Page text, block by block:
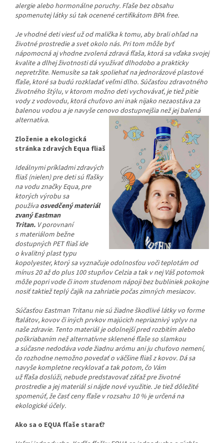
alergie alebo hormonálne poruchy. Fľaše bez obsahu
spomenutej látky sú tak ocenené certifikátom BPA free.
Je vhodné deti viesť už od malička k tomu, aby brali ohľad na
životné prostredie a svet okolo nás. Pri tom môže byť
nápomocná aj vhodne zvolená zdravá fľaša, ktorá sa vďaka svojej
kvalite a dlhej životnosti dá využívať dlhodobo a prakticky
nepretržite. Nemusíte sa tak spoliehať na jednorázové plastové
fľaše, ktoré sa budú rozkladať veľmi dlho. Súčasťou zdravotného
životného štýlu, v ktorom možno deti vychovávať, je tiež pitie
vody z vodovodu, ktorá chuťovo ani inak nijako nezaostáva za
balenou vodou a je navyše cenovo dostupnejšia než jej balená
alternatíva.
Zloženie a ekologická
stránka zdravých Equa fliaš
Ideálnymi príkladmi zdravých
fliaš (nielen) pre deti sú fľašky
na vodu značky Equa, pre
ktorých výrobu sa
používaosvedčený materiál
zvaný Eastman
Tritan. V porovnaní
s materiálom bežne
dostupných PET fliaš ide
o kvalitný plast typu
kopolyester, ktorý sa vyznačuje odolnosťou voči teplotám od
mínus 20 až do plus 100 stupňov Celzia a tak v nej Váš potomok
môže popri vode či inom studenom nápoji bez bubliniek pokojne
nosiť taktiež teplý čajík na zahriatie počas zimných mesiacov.
Súčasťou Eastman Tritanu nie sú žiadne škodlivé látky vo forme
ftalátov, kovov či iných prvkov majúcich nepriaznivý vplyv na
naše zdravie. Tento materiál je odolnejší pred rozbitím alebo
poškriabaním než alternatívne sklenené fľaše so slamkou
a súčasne nedodáva vode žiadnu arómu ani ju chuťovo nemení,
čo rozhodne nemožno povedať o väčšine fliaš z kovov. Dá sa
navyše kompletne recyklovať a tak potom, čo Vám
už fľaša doslúži, nebude predstavovať záťaž pre životné
prostredie a jej materiál si nájde nové využitie. Je tiež dôležité
spomenúť, že časť ceny fľaše v rozsahu 10 % je určená na
ekologické účely.
Ako sa o EQUA fľaše starať?